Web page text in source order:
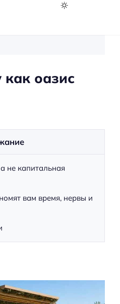
как оазис
не капитальная
вам время, нервы и